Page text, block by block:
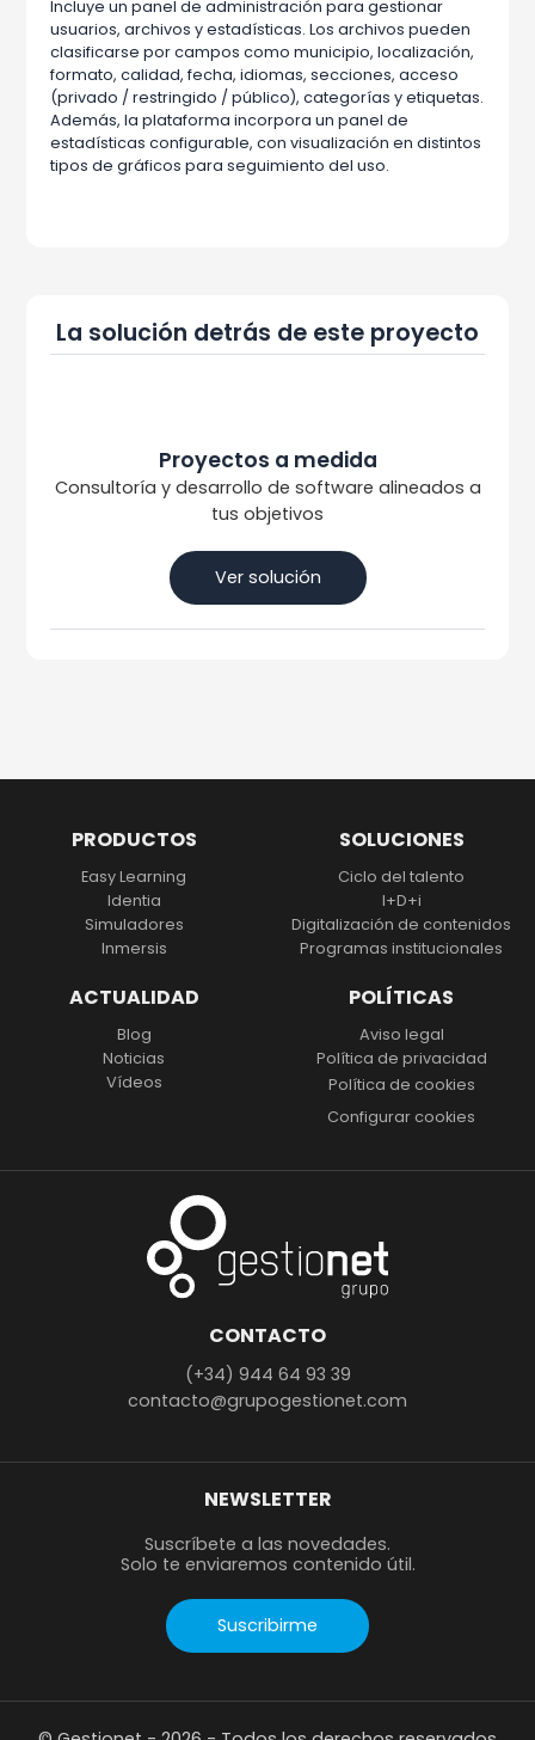
Incluye un panel de administración para gestionar
usuarios, archivos y estadísticas. Los archivos pueden
clasificarse por campos como municipio, localización,
formato, calidad, fecha, idiomas, secciones, acceso
(privado / restringido / público), categorías y etiquetas.
Además, la plataforma incorpora un panel de
estadísticas configurable, con visualización en distintos
tipos de gráficos para seguimiento del uso.
La solución detrás de este proyecto
Proyectos a medida
Consultoría y desarrollo de software alineados a
tus objetivos
Ver solución
PRODUCTOS
Easy Learning
Identia
Simuladores
Inmersis
SOLUCIONES
Ciclo del talento
I+D+i
Digitalización de contenidos
Programas institucionales
ACTUALIDAD
Blog
Noticias
Vídeos
POLÍTICAS
Aviso legal
Política de privacidad
Política de cookies
Configurar cookies
CONTACTO
(+34) 944 64 93 39
contacto@grupogestionet.com
NEWSLETTER
Suscríbete a las novedades.
Solo te enviaremos contenido útil.
Suscribirme